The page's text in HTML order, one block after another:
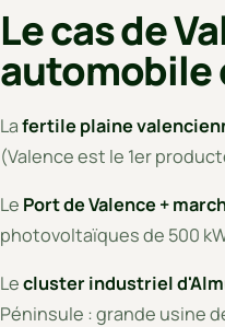
Le cas de
automobile
Lafertile plaine
(Valence est le 1er
Le Port de Valence +
photovoltaïques de 500
Lecluster industriel
Péninsule : grande usine